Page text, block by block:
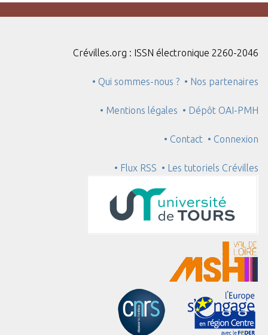
Crévilles.org : ISSN électronique 2260-2046
• Qui sommes-nous ? • Nos partenaires
• Mentions légales • Dépôt OAI-PMH
• Contact • Connexion
• Flux RSS • Les tutoriels Crévilles